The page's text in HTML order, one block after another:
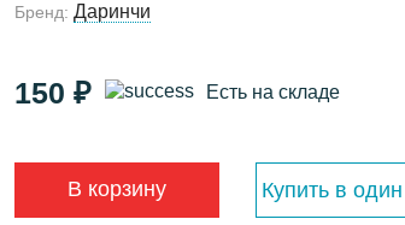
Бренд: Даринчи
150 ₽ Есть на складе
В корзину Купить в